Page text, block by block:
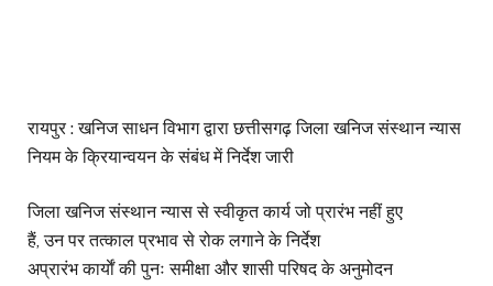
रायपुर : खनिज साधन विभाग द्वारा छत्तीसगढ़ जिला खनिज संस्थान न्यास
नियम के क्रियान्वयन के संबंध में निर्देश जारी
जिला खनिज संस्थान न्यास से स्वीकृत कार्य जो प्रारंभ नहीं हुए
हैं, उन पर तत्काल प्रभाव से रोक लगाने के निर्देश
अप्रारंभ कार्याें की पुनः समीक्षा और शासी परिषद के अनुमोदन